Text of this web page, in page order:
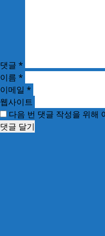
댓글 *
이름 *
이메일 *
웹사이트
다음 번 댓글 작성을 위해